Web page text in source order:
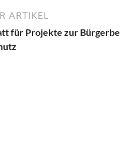
ARTIKEL
für Projekte zur